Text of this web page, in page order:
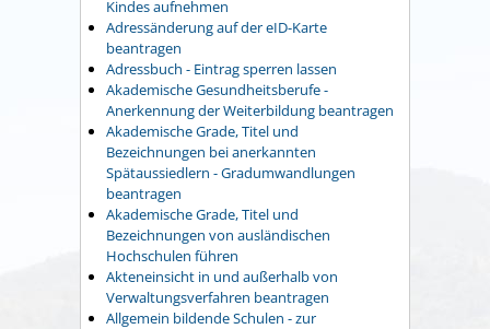
Kindes aufnehmen
Adressänderung auf der eID-Karte
beantragen
Adressbuch - Eintrag sperren lassen
Akademische Gesundheitsberufe -
Anerkennung der Weiterbildung beantragen
Akademische Grade, Titel und
Bezeichnungen bei anerkannten
Spätaussiedlern - Gradumwandlungen
beantragen
Akademische Grade, Titel und
Bezeichnungen von ausländischen
Hochschulen führen
Akteneinsicht in und außerhalb von
Verwaltungsverfahren beantragen
Allgemein bildende Schulen - zur